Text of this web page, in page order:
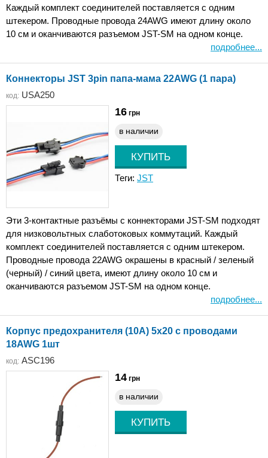
Каждый комплект соединителей поставляется с одним
штекером. Проводные провода 24AWG имеют длину около
10 см и оканчиваются разъемом JST-SM на одном конце.
подробнее...
Коннекторы JST 3pin папа-мама 22AWG (1 пара)
код: USA250
16 грн
в наличии
Теги: JST
Эти 3-контактные разъёмы с коннекторами JST-SM подходят
для низковольтных слаботоковых коммутаций. Каждый
комплект соединителей поставляется с одним штекером.
Проводные провода 22AWG окрашены в красный / зеленый
(черный) / синий цвета, имеют длину около 10 см и
оканчиваются разъемом JST-SM на одном конце.
подробнее...
Корпус предохранителя (10A) 5x20 с проводами
18AWG 1шт
код: ASC196
14 грн
в наличии